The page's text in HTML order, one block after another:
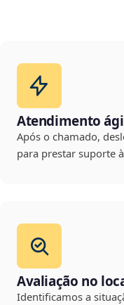
Atendimento
Após o chamado,
para prestar suporte
Avaliação no
Identificamos a